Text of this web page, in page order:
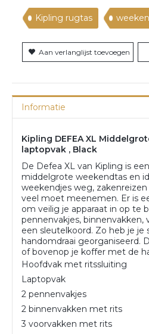
Kipling rugtas
Aan verlanglijst toevoegen
Informatie
Kipling DEFEA XL
laptopvak , Black
De Defea XL van Kipling is
middelgrote weekendtas en
weekendjes weg,
veel moet meenemen. Er is
om veilig je apparaat in op te
pennenvakjes, binnenvakken,
een sleutelkoord. Zo heb je je
handomdraai georganiseerd.
of bovenop je koffer met de
Hoofdvak met ritssluiting
Laptopvak
2 pennenvakjes
2 binnenvakken met rits
3 voorvakken met rits